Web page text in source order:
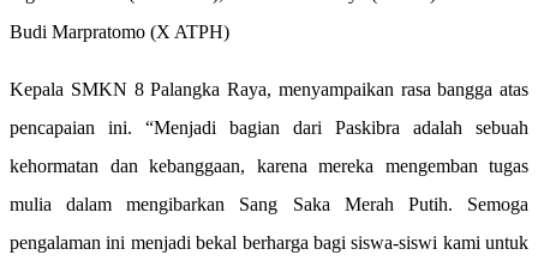
Budi Marpratomo (X ATPH)
Kepala SMKN 8 Palangka Raya, menyampaikan rasa bangga atas
pencapaian ini. “Menjadi bagian dari Paskibra adalah sebuah
kehormatan dan kebanggaan, karena mereka mengemban tugas
mulia dalam mengibarkan Sang Saka Merah Putih. Semoga
pengalaman ini menjadi bekal berharga bagi siswa-siswi kami untuk